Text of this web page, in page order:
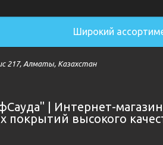
Широкий
217, Алматы, Казахстан
| Интернет-магазин
покрытий высокого